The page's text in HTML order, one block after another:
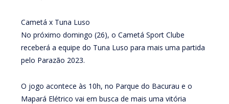
Cametá x Tuna Luso
No próximo domingo (26), o Cametá Sport Clube
receberá a equipe do Tuna Luso para mais uma partida
pelo Parazão 2023.
O jogo acontece às 10h, no Parque do Bacurau e o
Mapará Elétrico vai em busca de mais uma vitória